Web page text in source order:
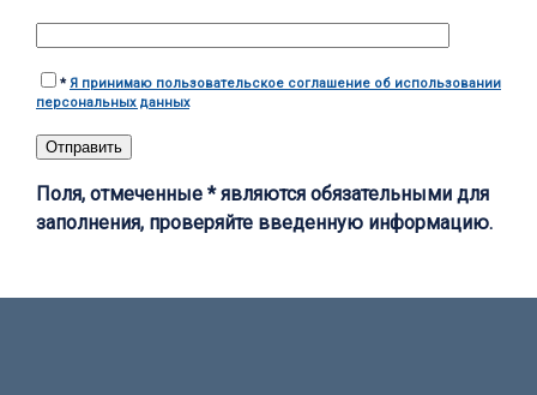
*Я принимаю пользовательское соглашение об использовании
персональных данных
Поля, отмеченные * являются обязательными для
заполнения, проверяйте введенную информацию.